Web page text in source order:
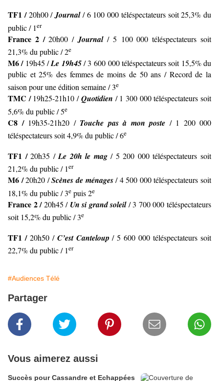
TF1 /20h00 /Journal/ 6 100 000 téléspectateurs soit 25,3% du
public / 1er
France 2 /20h00 / Journal/ 5 100 000 téléspectateurs soit
21,3% du public / 2e
M6 / 19h45 /Le 19h45/ 3 600 000 téléspectateurs soit 15,5% du
public et 25% des femmes de moins de 50 ans / Record de la
saison pour une édition semaine / 3e
TMC / 19h25-21h10 /Quotidien / 1 300 000 téléspectateurs soit
5,6% du public / 5e
C8 / 19h35-21h20 / Touche pas à mon poste / 1 200 000
téléspectateurs soit 4,9% du public / 6e
TF1 /20h35 /Le 20h le mag/ 5 200 000 téléspectateurs soit
21,2% du public / 1er
M6 /20h20 /Scènes de ménages/ 4 500 000 téléspectateurs soit
18,1% du public / 3e puis 2e
France 2 /20h45 / Un si grand soleil/ 3 700 000 téléspectateurs
soit 15,2% du public / 3e
TF1 / 20h50 / C’est Canteloup / 5 600 000 téléspectateurs soit
22,7% du public / 1er
#Audiences Télé
Partager
Vous aimerez aussi
Succès pour Cassandre et Echappées